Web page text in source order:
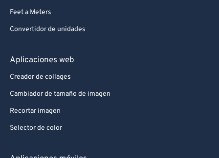
Feet a Meters
Convertidor de unidades
Aplicaciones web
Creador de collages
Cambiador de tamaño de imagen
Recortar imagen
Selector de color